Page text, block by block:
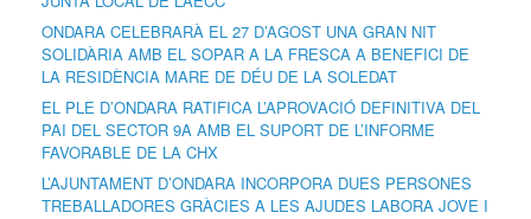
ONDARA CELEBRARÀ EL 27 D’AGOST UNA GRAN NIT
SOLIDÀRIA AMB EL SOPAR A LA FRESCA A BENEFICI DE
LA RESIDÈNCIA MARE DE DÉU DE LA SOLEDAT
EL PLE D’ONDARA RATIFICA L’APROVACIÓ DEFINITIVA DEL
PAI DEL SECTOR 9A AMB EL SUPORT DE L’INFORME
FAVORABLE DE LA CHX
L’AJUNTAMENT D’ONDARA INCORPORA DUES PERSONES
TREBALLADORES GRÀCIES A LES AJUDES LABORA JOVE I